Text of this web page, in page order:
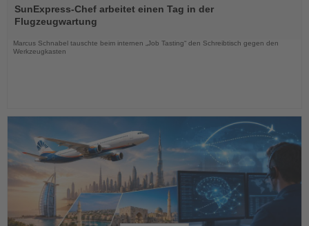
Sie
die
Nachrichten
SunExpress-Chef arbeitet einen Tag in der
Flugzeugwartung
Marcus Schnabel tauschte beim internen „Job Tasting“ den Schreibtisch gegen den
Werkzeugkasten